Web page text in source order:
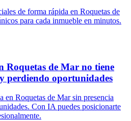
de forma rápida en Roquetas de
para cada inmueble en minutos.
Roquetas de Mar no tiene
perdiendo oportunidades
en Roquetas de Mar sin presencia
Con IA puedes posicionarte